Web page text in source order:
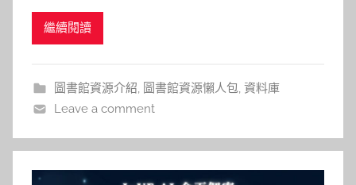
AI Research Tool，透過 AI 輔助進行文本理解、內
繼續閱讀
圖書館資源介紹, 圖書館資源懶人包, 資料庫
Leave a comment